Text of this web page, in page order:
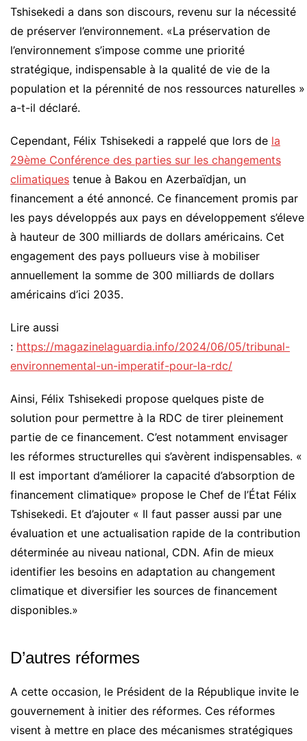
Tshisekedi a dans son discours, revenu sur la nécessité
de préserver l’environnement. «La préservation de
l’environnement s’impose comme une priorité
stratégique, indispensable à la qualité de vie de la
population et la pérennité de nos ressources naturelles »
a-t-il déclaré.
Cependant, Félix Tshisekedi a rappelé que lors de la
29ème Conférence des parties sur les changements
climatiques tenue à Bakou en Azerbaïdjan, un
financement a été annoncé. Ce financement promis par
les pays développés aux pays en développement s’éleve
à hauteur de 300 milliards de dollars américains. Cet
engagement des pays pollueurs vise à mobiliser
annuellement la somme de 300 milliards de dollars
américains d’ici 2035.
Lire aussi
: https://magazinelaguardia.info/2024/06/05/tribunal-
environnemental-un-imperatif-pour-la-rdc/
Ainsi, Félix Tshisekedi propose quelques piste de
solution pour permettre à la RDC de tirer pleinement
partie de ce financement. C’est notamment envisager
les réformes structurelles qui s’avèrent indispensables. «
Il est important d’améliorer la capacité d’absorption de
financement climatique» propose le Chef de l’État Félix
Tshisekedi. Et d’ajouter « Il faut passer aussi par une
évaluation et une actualisation rapide de la contribution
déterminée au niveau national, CDN. Afin de mieux
identifier les besoins en adaptation au changement
climatique et diversifier les sources de financement
disponibles.»
D’autres réformes
A cette occasion, le Président de la République invite le
gouvernement à initier des réformes. Ces réformes
visent à mettre en place des mécanismes stratégiques